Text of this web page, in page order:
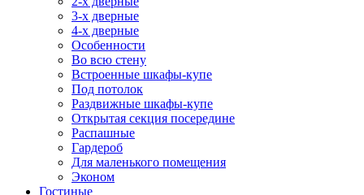
3-х дверные
4-х дверные
Особенности
Во всю стену
Встроенные шкафы-купе
Под потолок
Раздвижные шкафы-купе
Открытая секция посередине
Распашные
Гардероб
Для маленького помещения
Эконом
Гостиные